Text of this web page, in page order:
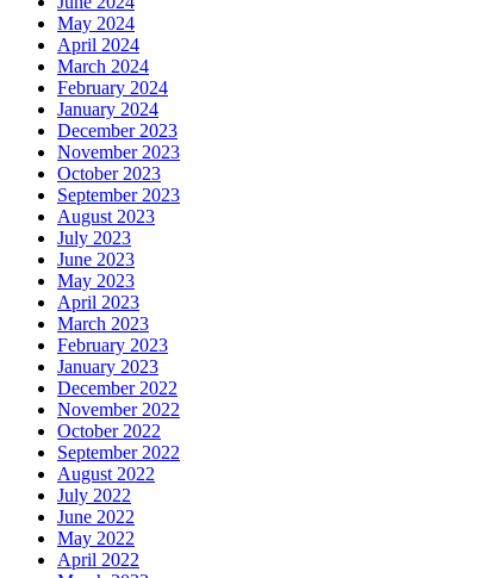
May 2024
April 2024
March 2024
February 2024
January 2024
December 2023
November 2023
October 2023
September 2023
August 2023
July 2023
June 2023
May 2023
April 2023
March 2023
February 2023
January 2023
December 2022
November 2022
October 2022
September 2022
August 2022
July 2022
June 2022
May 2022
April 2022